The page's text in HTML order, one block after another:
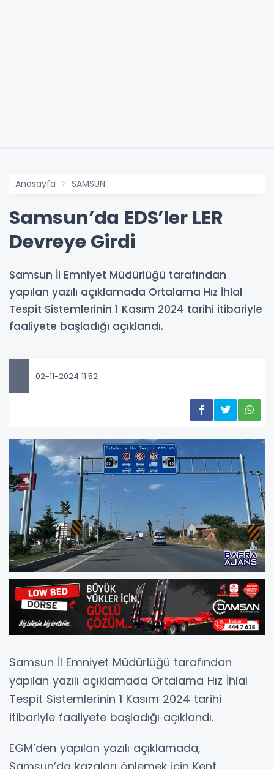
Anasayfa SAMSUN
Samsun’da EDS’ler LER
Devreye Girdi
Samsun İl Emniyet Müdürlüğü tarafından
yapılan yazılı açıklamada Ortalama Hız İhlal
Tespit Sistemlerinin 1 Kasım 2024 tarihi itibariyle
faaliyete başladığı açıklandı.
02-11-2024 11:52
Samsun İl Emniyet Müdürlüğü tarafından
yapılan yazılı açıklamada Ortalama Hız İhlal
Tespit Sistemlerinin 1 Kasım 2024 tarihi
itibariyle faaliyete başladığı açıklandı.
EGM’den yapılan yazılı açıklamada,